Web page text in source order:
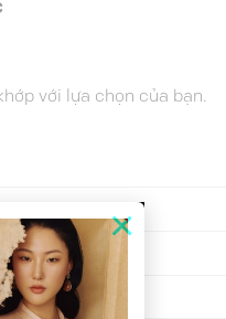
×
với lựa chọn của bạn.